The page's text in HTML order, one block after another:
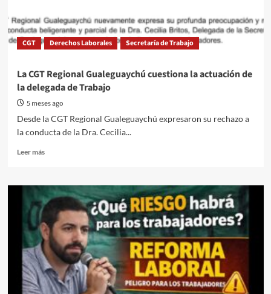
el
1°
de
CGT Derechos Laborales Secretaría de Trabajo
La CGT Regional Gualeguaychú cuestiona la actuación de
la delegada de Trabajo
5 meses ago
Desde la CGT Regional Gualeguaychú expresaron su rechazo a
la conducta de la Dra. Cecilia...
Leer másRead
La
CGT
Regional
Gualeguaychú
cuestiona
la
actuación
de
la
delegada